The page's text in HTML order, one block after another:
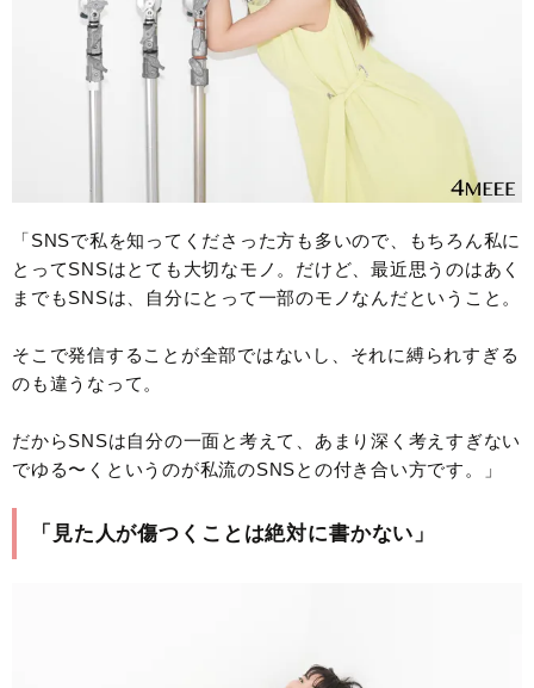
「SNSで私を知ってくださった方も多いので、もちろん私に
とってSNSはとても大切なモノ。だけど、最近思うのはあく
までもSNSは、自分にとって一部のモノなんだということ。
そこで発信することが全部ではないし、それに縛られすぎる
のも違うなって。
だからSNSは自分の一面と考えて、あまり深く考えすぎない
でゆる〜くというのが私流のSNSとの付き合い方です。」
「見た人が傷つくことは絶対に書かない」